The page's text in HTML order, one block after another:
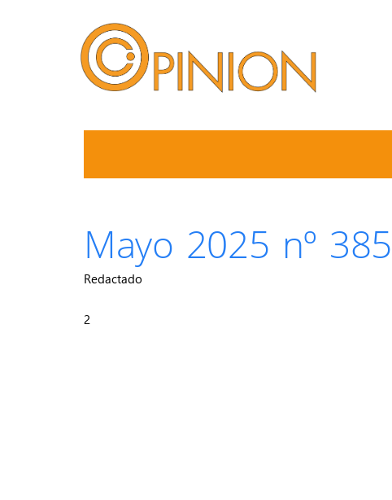
Mayo 2025 nº 385
Redactado
2